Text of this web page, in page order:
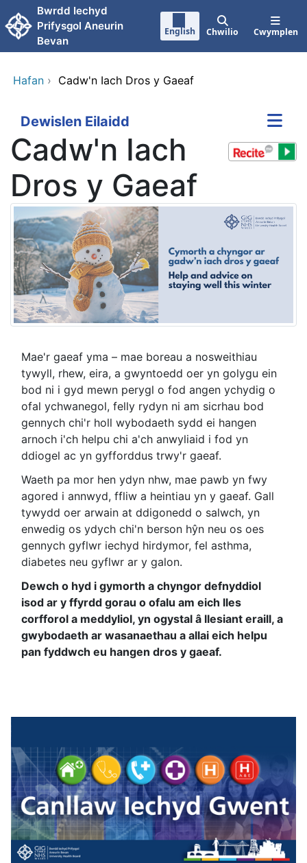
Neidio i'r prif gynnwy
Bwrdd Iechyd
Prifysgol Aneurin
Bevan
English Chwilio Cwymplen
Hafan › Cadw'n Iach Dros y Gaeaf
Dewislen Eilaidd
Cadw'n Iach
Dros y Gaeaf
Mae'r gaeaf yma – mae boreau a nosweithiau
tywyll, rhew, eira, a gwyntoedd oer yn golygu ein
bod ni i gyd mewn perygl o fod angen ychydig o
ofal ychwanegol, felly rydyn ni am sicrhau bod
gennych chi'r holl wybodaeth sydd ei hangen
arnoch i'ch helpu chi a'ch anwyliaid i fod yn
ddiogel ac yn gyfforddus trwy'r gaeaf.
Waeth pa mor hen ydyn nhw, mae pawb yn fwy
agored i annwyd, ffliw a heintiau yn y gaeaf. Gall
tywydd oer arwain at ddigonedd o salwch, yn
enwedig os ydych chi'n berson hŷn neu os oes
gennych gyflwr iechyd hirdymor, fel asthma,
diabetes neu gyflwr ar y galon.
Dewch o hyd i gymorth a chyngor defnyddiol
isod ar y ffyrdd gorau o ofalu am eich lles
corfforol a meddyliol, yn ogystal â llesiant eraill, a
gwybodaeth ar wasanaethau a allai eich helpu
pan fyddwch eu hangen dros y gaeaf.